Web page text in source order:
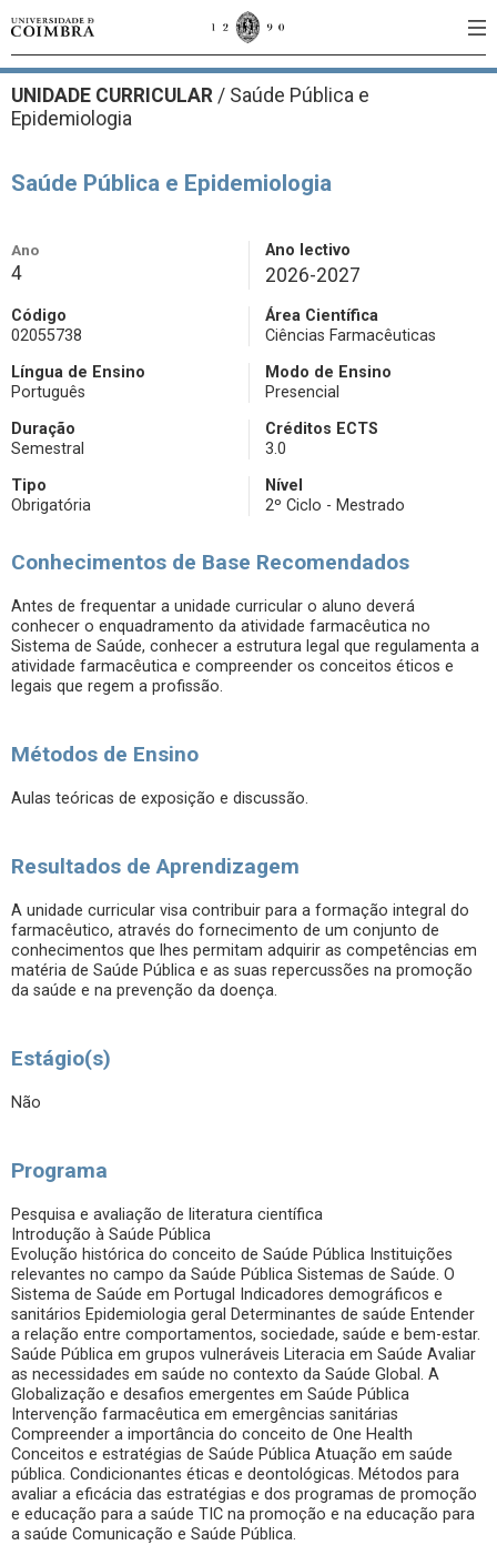
UNIDADE CURRICULAR / Saúde Pública e
Epidemiologia
Saúde Pública e Epidemiologia
Ano
4
Ano lectivo
2026-2027
Código
02055738
Área Científica
Ciências Farmacêuticas
Língua de Ensino
Português
Modo de Ensino
Presencial
Duração
Semestral
Créditos ECTS
3.0
Tipo
Obrigatória
Nível
2º Ciclo - Mestrado
Conhecimentos de Base Recomendados
Antes de frequentar a unidade curricular o aluno deverá
conhecer o enquadramento da atividade farmacêutica no
Sistema de Saúde, conhecer a estrutura legal que regulamenta a
atividade farmacêutica e compreender os conceitos éticos e
legais que regem a profissão.
Métodos de Ensino
Aulas teóricas de exposição e discussão.
Resultados de Aprendizagem
A unidade curricular visa contribuir para a formação integral do
farmacêutico, através do fornecimento de um conjunto de
conhecimentos que lhes permitam adquirir as competências em
matéria de Saúde Pública e as suas repercussões na promoção
da saúde e na prevenção da doença.
Estágio(s)
Não
Programa
Pesquisa e avaliação de literatura científica
Introdução à Saúde Pública
Evolução histórica do conceito de Saúde Pública Instituições
relevantes no campo da Saúde Pública Sistemas de Saúde. O
Sistema de Saúde em Portugal Indicadores demográficos e
sanitários Epidemiologia geral Determinantes de saúde Entender
a relação entre comportamentos, sociedade, saúde e bem-estar.
Saúde Pública em grupos vulneráveis Literacia em Saúde Avaliar
as necessidades em saúde no contexto da Saúde Global. A
Globalização e desafios emergentes em Saúde Pública
Intervenção farmacêutica em emergências sanitárias
Compreender a importância do conceito de One Health
Conceitos e estratégias de Saúde Pública Atuação em saúde
pública. Condicionantes éticas e deontológicas. Métodos para
avaliar a eficácia das estratégias e dos programas de promoção
e educação para a saúde TIC na promoção e na educação para
a saúde Comunicação e Saúde Pública.